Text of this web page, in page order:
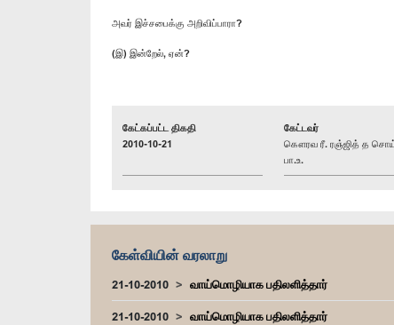
அவர் இச்சபைக்கு அறிவிப்பாரா?
(இ) இன்றேல், ஏன்?
கேட்கப்பட்ட திகதி
2010-10-21
கேட்டவர்
கௌரவ ரீ. ரஞ்ஜித் த
பா.உ.
கேள்வியின் வரலாறு
21-10-2010
வாய்மொழியாக பதிலளித்தார்
21-10-2010
வாய்மொழியாக பதிலளித்தார்